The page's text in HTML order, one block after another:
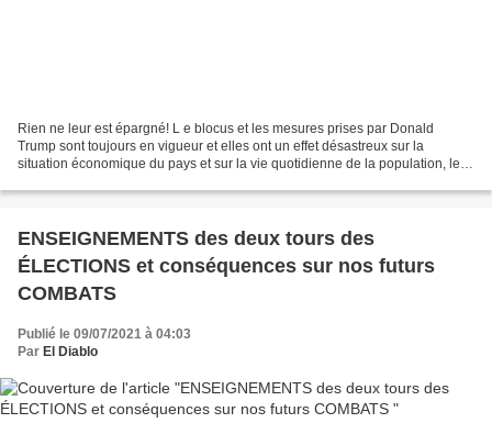
Rien ne leur est épargné! L e blocus et les mesures prises par Donald
Trump sont toujours en vigueur et elles ont un effet désastreux sur la
situation économique du pays et sur la vie quotidienne de la population, le
ENSEIGNEMENTS des deux tours des
ÉLECTIONS et conséquences sur nos futurs
COMBATS
Publié le 09/07/2021 à 04:03
Par El Diablo